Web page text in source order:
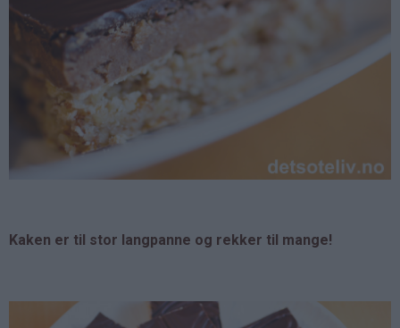
Kaken er til stor langpanne og rekker til mange!